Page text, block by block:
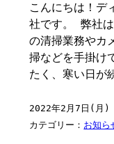
こんにちは！デ
社です。 弊社
の清掃業務やカ
掃などを手掛け
たく、寒い日
2022年2月7日(月
カテゴリー： お知ら